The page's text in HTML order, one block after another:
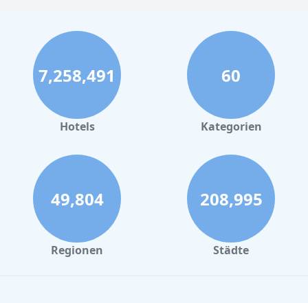
7,258,491
Hotels
60
Kategorien
49,804
Regionen
208,995
Städte